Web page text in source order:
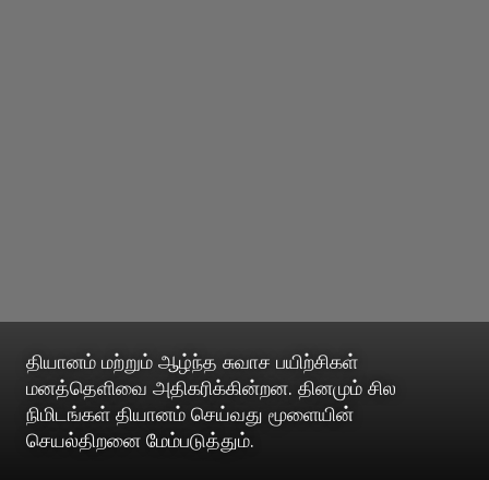
தியானம் மற்றும் ஆழ்ந்த சுவாச பயிற்சிகள்
மனத்தெளிவை அதிகரிக்கின்றன. தினமும் சில
நிமிடங்கள் தியானம் செய்வது மூளையின்
செயல்திறனை மேம்படுத்தும்.